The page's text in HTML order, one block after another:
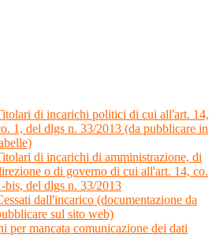
di incarichi politici di cui all'art. 14,
1, del dlgs n. 33/2013 (da pubblicare in
di incarichi di amministrazione, di
o di governo di cui all'art. 14, co.
bis, del dlgs n. 33/2013
dall'incarico (documentazione da
sul sito web)
per mancata comunicazione dei dati